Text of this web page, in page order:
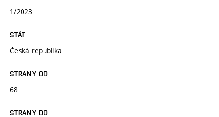
1/2023
STÁT
Česká republika
STRANY OD
68
STRANY DO